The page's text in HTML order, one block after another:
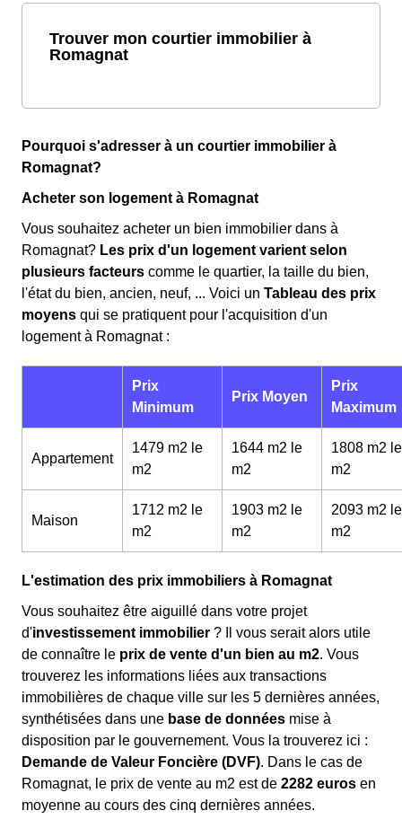
Trouver mon courtier immobilier à
Romagnat
Pourquoi s'adresser à un courtier immobilier à
Romagnat?
Acheter son logement à Romagnat
Vous souhaitez acheter un bien immobilier dans à
Romagnat? Les prix d'un logement varient selon
plusieurs facteurs comme le quartier, la taille du bien,
l'état du bien, ancien, neuf, ... Voici un Tableau des prix
moyens qui se pratiquent pour l'acquisition d'un
logement à Romagnat :
Prix
Minimum
Prix Moyen
Prix
Maximum
Appartement
1479 m2 le
m2
1644 m2 le
m2
1808 m2 le
m2
Maison
1712 m2 le
m2
1903 m2 le
m2
2093 m2 le
m2
L'estimation des prix immobiliers à Romagnat
Vous souhaitez être aiguillé dans votre projet
d'investissement immobilier ? Il vous serait alors utile
de connaître le prix de vente d'un bien au m2. Vous
trouverez les informations liées aux transactions
immobilières de chaque ville sur les 5 dernières années,
synthétisées dans une base de données mise à
disposition par le gouvernement. Vous la trouverez ici :
Demande de Valeur Foncière (DVF). Dans le cas de
Romagnat, le prix de vente au m2 est de 2282 euros en
moyenne au cours des cinq dernières années.